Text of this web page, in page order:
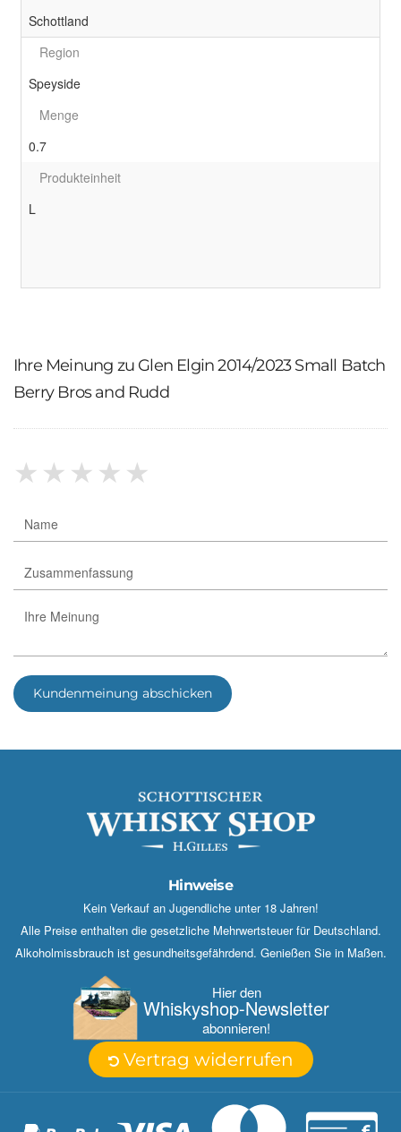
Schottland
Region
Speyside
Menge
0.7
Produkteinheit
L
Ihre Meinung zu Glen Elgin 2014/2023 Small Batch
Berry Bros and Rudd
★★★★★
Kundenmeinung abschicken
Hinweise
Kein Verkauf an Jugendliche unter 18 Jahren!
Alle Preise enthalten die gesetzliche Mehrwertsteuer für Deutschland.
Alkoholmissbrauch ist gesundheitsgefährdend. Genießen Sie in Maßen.
Hier den
Whisky­shop-Newsletter
abonnieren!
Vertrag widerrufen